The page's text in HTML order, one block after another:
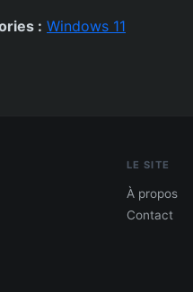
: Windows 11
LE SITE
À propos
Contact